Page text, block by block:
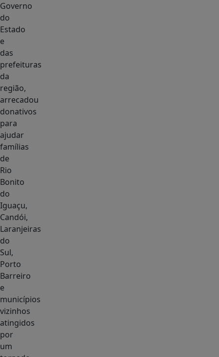
Governo
do
Estado
e
das
prefeituras
da
região,
arrecadou
donativos
para
ajudar
famílias
de
Rio
Bonito
do
Iguaçu,
Candói,
Laranjeiras
do
Sul,
Porto
Barreiro
e
municípios
vizinhos
atingidos
por
um